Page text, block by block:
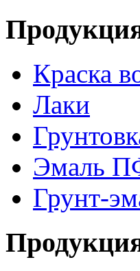
Краска
Лаки
Эмаль
Грунт-